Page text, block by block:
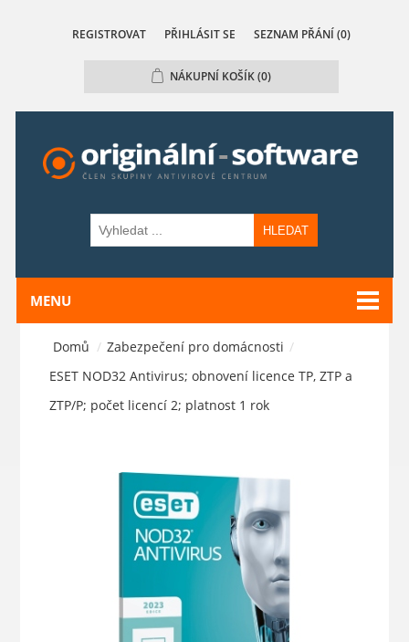
REGISTROVAT PŘIHLÁSIT SE SEZNAM PŘÁNÍ (0)
NÁKUPNÍ KOŠÍK(0)
HLEDAT
MENU
Domů / Zabezpečení pro domácnosti /
ESET NOD32 Antivirus; obnovení licence TP, ZTP a
ZTP/P; počet licencí 2; platnost 1 rok